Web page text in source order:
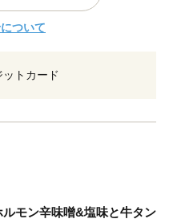
ついて
ットカード
モン辛味噌&塩味と牛タン